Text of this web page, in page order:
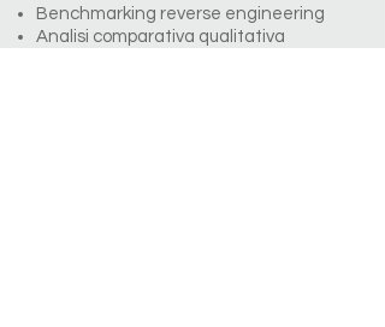
Benchmarking reverse engineering
Analisi comparativa qualitativa